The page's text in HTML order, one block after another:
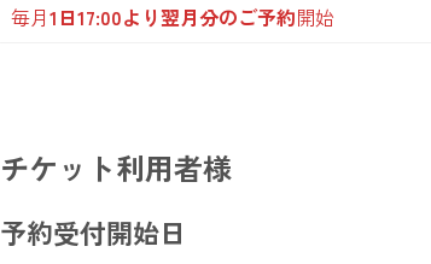
毎月1日17:00より翌月分のご予約開始
チケット利用者様
予約受付開始日